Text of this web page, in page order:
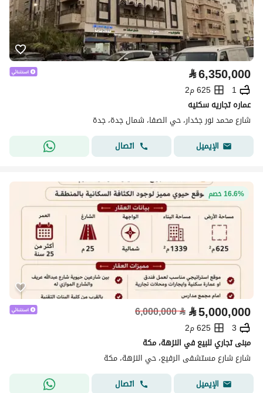
⃁6,350,000
1
625 م2
عماره تجاريه سكنيه
شارع محمد نور جخدار، حي الصفا، شمال جدة، جدة
الإيميل
اتصال
16.6% خصم
⃁5,000,000
⃁
6,000,000
3
625 م2
مبنى تجاري للبيع في النزهة، مكة
شارع شارع مستشفى الرفيع، حي النزهة، مكة
الإيميل
اتصال